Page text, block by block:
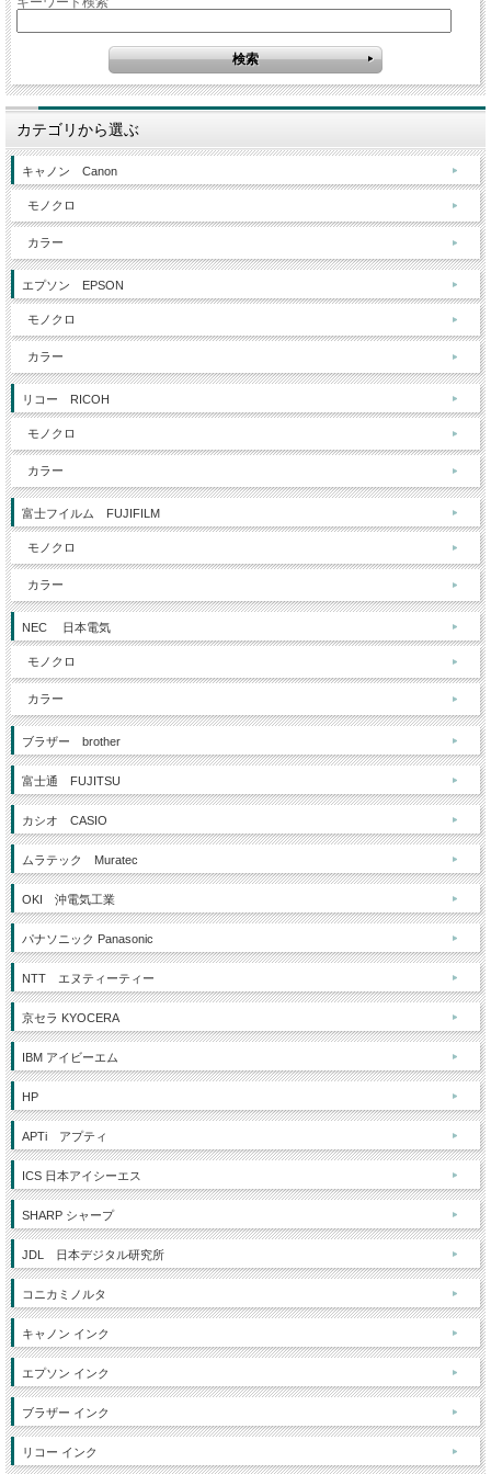
カテゴリから選ぶ
キャノン Canon
モノクロ
カラー
エプソン EPSON
モノクロ
カラー
リコー RICOH
モノクロ
カラー
富士フイルム FUJIFILM
モノクロ
カラー
NEC 日本電気
モノクロ
カラー
ブラザー brother
富士通 FUJITSU
カシオ CASIO
ムラテック Muratec
OKI 沖電気工業
パナソニック Panasonic
NTT エヌティーティー
京セラ KYOCERA
IBM アイビーエム
HP
APTi アプティ
ICS 日本アイシーエス
SHARP シャープ
JDL 日本デジタル研究所
コニカミノルタ
キャノン インク
エプソン インク
ブラザー インク
リコー インク